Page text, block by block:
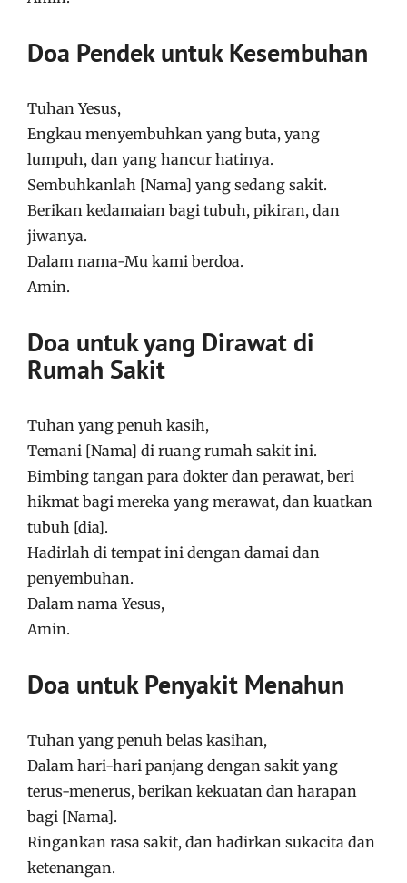
Doa Pendek untuk Kesembuhan
Tuhan Yesus,
Engkau menyembuhkan yang buta, yang
lumpuh, dan yang hancur hatinya.
Sembuhkanlah [Nama] yang sedang sakit.
Berikan kedamaian bagi tubuh, pikiran, dan
jiwanya.
Dalam nama-Mu kami berdoa.
Amin.
Doa untuk yang Dirawat di
Rumah Sakit
Tuhan yang penuh kasih,
Temani [Nama] di ruang rumah sakit ini.
Bimbing tangan para dokter dan perawat, beri
hikmat bagi mereka yang merawat, dan kuatkan
tubuh [dia].
Hadirlah di tempat ini dengan damai dan
penyembuhan.
Dalam nama Yesus,
Amin.
Doa untuk Penyakit Menahun
Tuhan yang penuh belas kasihan,
Dalam hari-hari panjang dengan sakit yang
terus-menerus, berikan kekuatan dan harapan
bagi [Nama].
Ringankan rasa sakit, dan hadirkan sukacita dan
ketenangan.